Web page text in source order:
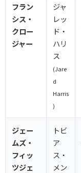
フラン
シス・
クロー
ジャー
ジャ
レッ
ド・
ハリ
ス
(Jare
d
Harris
)
ジェー
ムズ・
フィッ
ツジェ
トビ
ア
ス・
メン